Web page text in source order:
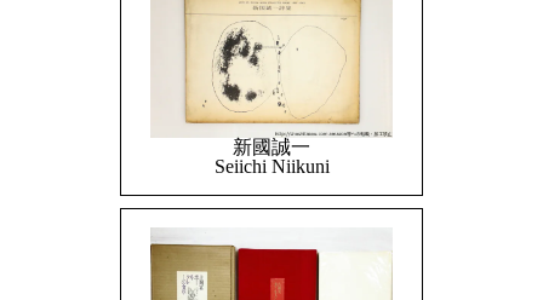
新國誠一
Seiichi Niikuni